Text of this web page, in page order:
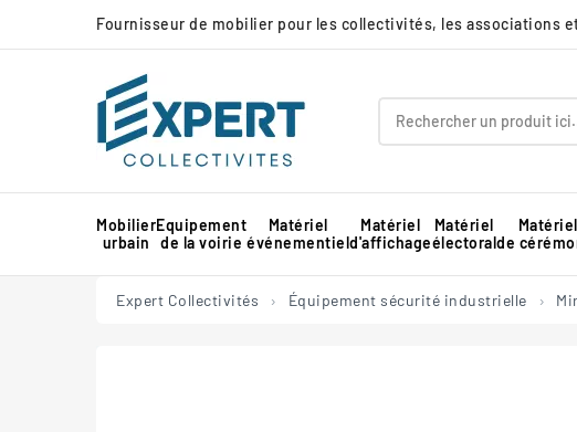
Fournisseur de mobilier pour les collectivités, les associations
Mobilier
urbain
Equipement
de la voirie
Matériel
événementiel
Matériel
d'affichage
Matériel
électoral
Matériel
de
Expert Collectivités Équipement sécurité industrielle